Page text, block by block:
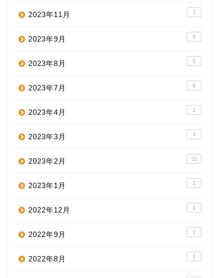
2023年11月 1
2023年9月 5
2023年8月 5
2023年7月 6
2023年4月 2
2023年3月 4
2023年2月 11
2023年1月 2
2022年12月 1
2022年9月 2
2022年8月 1